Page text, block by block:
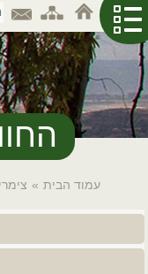
עמוד הבית »